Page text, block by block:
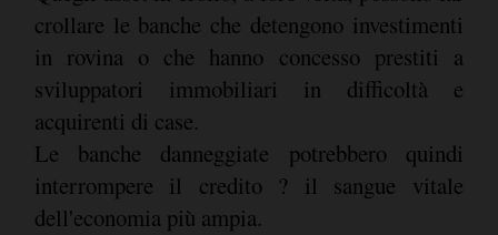
crollare le banche che detengono investimenti
in rovina o che hanno concesso prestiti a
sviluppatori immobiliari in difficoltà e
acquirenti di case.
Le banche danneggiate potrebbero quindi
interrompere il credito ? il sangue vitale
dell'economia più ampia.